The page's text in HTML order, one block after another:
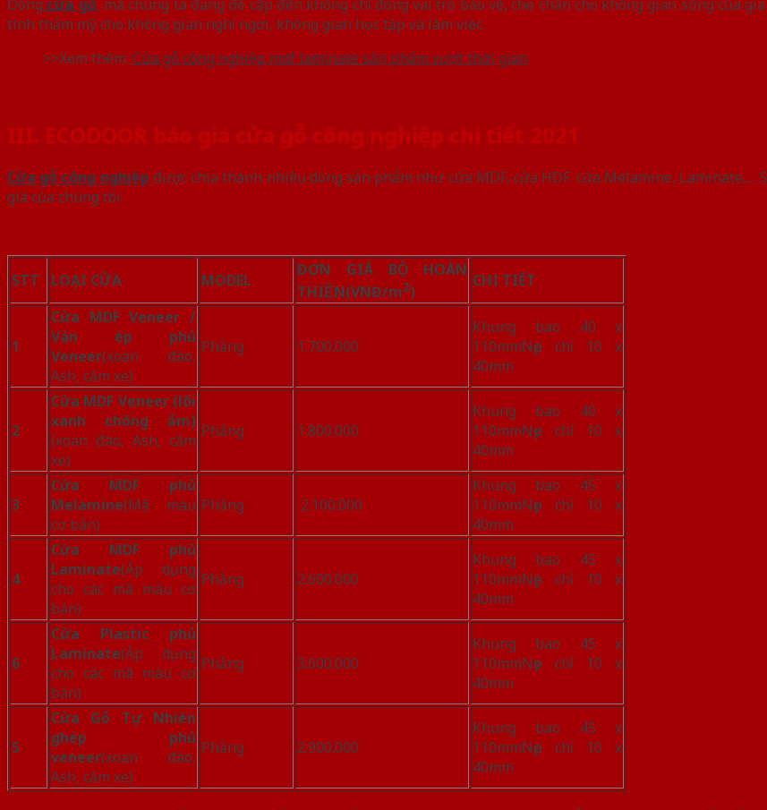
Dòng cửa gỗ mà chúng ta đang đề cập đến không chỉ đóng vai trò bảo vệ, che chắn cho không gian sống của
tính thẩm mỹ cho không gian nghỉ ngơi, không gian học tập và làm việc.
>>Xem thêm: Cửa gỗ công nghiệp mdf laminate sản phẩm vượt thời gian
III. ECODOOR báo giá cửa gỗ công nghiệp chi tiết 2021
Cửa gỗ công nghiệp được chia thành nhiều dòng sản phẩm như cửa MDF, cửa HDF. cửa Melamine, Laminate,…
giá của chúng tôi.
STT LOẠI CỬA MODEL
ĐƠN GIÁ BỘ HOÀN
THIỆN(VNĐ/m2)
CHI TIẾT
1
Cửa MDF Veneer /
Ván ép phủ
Veneer(xoan đào,
Ash, căm xe)
Phẳng 1.700.000
Khung bao 40 x
110mmNẹp chỉ 10 x
40mm
2
Cửa MDF Veneer (lõi
xanh chống ẩm)
(xoan đào, Ash, căm
xe)
Phẳng 1.800.000
Khung bao 40 x
110mmNẹp chỉ 10 x
40mm
3
Cửa MDF phủ
Melamine(Mã màu
cơ bản)
Phẳng 2.100.000
Khung bao 45 x
110mmNẹp chỉ 10 x
40mm
4
Cửa MDF phủ
Laminate(Áp dụng
cho các mã màu cơ
bản)
Phẳng 2.600.000
Khung bao 45 x
110mmNẹp chỉ 10 x
40mm
6
Cửa Plastic phủ
Laminate(Áp dụng
cho các mã màu cơ
bản)
Phẳng 3.600.000
Khung bao 45 x
110mmNẹp chỉ 10 x
40mm
5
Cửa Gỗ Tự Nhiên
ghép phủ
veneer(xoan đào,
Ash, căm xe)
Phẳng 2.900.000
Khung bao 45 x
110mmNẹp chỉ 10 x
40mm